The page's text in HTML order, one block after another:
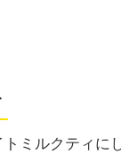
ミルクティに